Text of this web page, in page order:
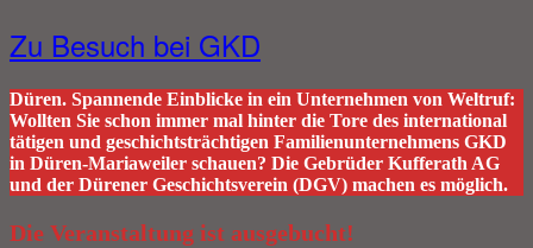
Zu Besuch bei GKD
Düren. Spannende Einblicke in ein Unternehmen von Weltruf:
Wollten Sie schon immer mal hinter die Tore des international
tätigen und geschichtsträchtigen Familienunternehmens GKD
in Düren-Mariaweiler schauen? Die Gebrüder Kufferath AG
und der Dürener Geschichtsverein (DGV) machen es möglich.
Die Veranstaltung ist ausgebucht!